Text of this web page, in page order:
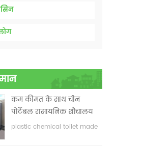
कम कीमत के साथ चीन
पोर्टेबल रासायनिक शौचालय
plastic chemical toilet made